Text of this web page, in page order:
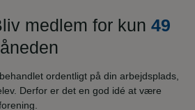
medlem for kun 49
ordentligt på din arbejdsplads,
Derfor er det en god idé at være